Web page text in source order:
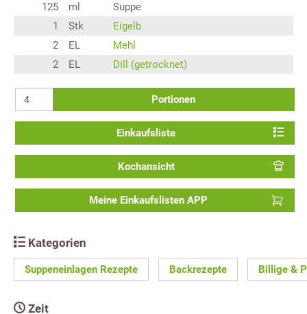
125
ml
Suppe
1
Stk
Eigelb
2
EL
Mehl
2
EL Dill (getrocknet)
Portionen
Einkaufsliste
Kochansicht
Meine Einkaufslisten APP
Kategorien
Suppeneinlagen Rezepte Backrezepte Billige &
Zeit